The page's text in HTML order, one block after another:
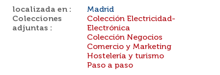
localizada en :
Madrid
Colecciones
adjuntas :
Colección Electricidad-
Electrónica
Colección Negocios
Comercio y Marketing
Hostelería y turismo
Paso a paso